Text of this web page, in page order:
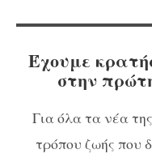
Έχουμε
στην
Για όλα τα νέα
τρόπου ζωής που